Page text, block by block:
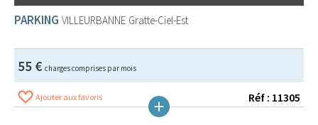
PARKING VILLEURBANNE Gratte-Ciel-Est
55 € charges comprises par mois
Ajouter aux favoris Réf : 11305